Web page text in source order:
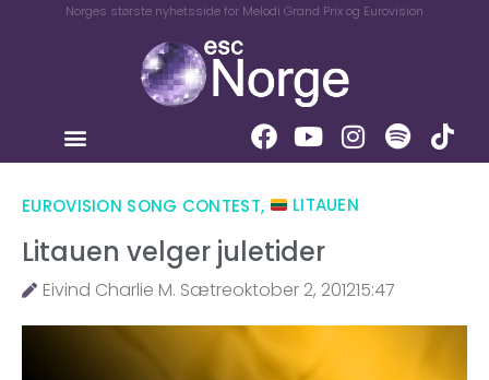
Norges største nyhetsside for Melodi Grand Prix og Eurovision
EUROVISION SONG CONTEST, LITAUEN
Litauen velger juletider
Eivind Charlie M. Sætreoktober 2, 201215:47